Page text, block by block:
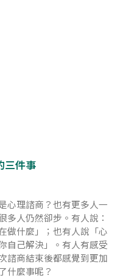
三件事
心理諮商？也有更多人一
多人仍然卻步。有人說：
做什麼」；也有人說「心
自己解決」。有人有感受
諮商結束後都感覺到更加
什麼事呢？